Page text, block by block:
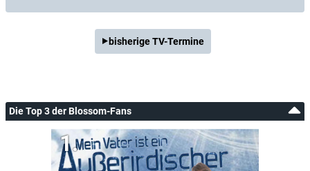
bisherige TV-Termine
Die Top 3 der Blossom-Fans